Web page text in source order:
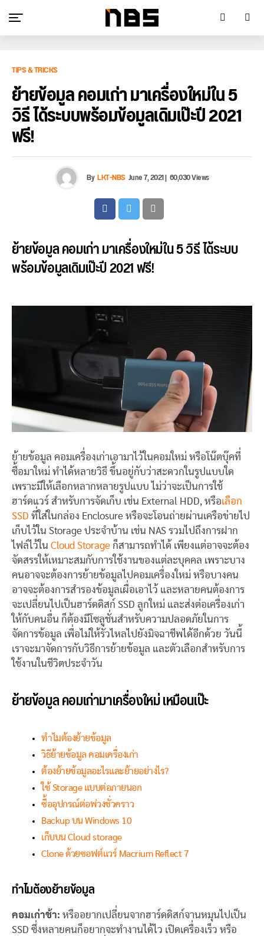
TIPS & TRICKS
ย้ายข้อมูล คอมเก่า มาเครื่องใหม่ใน 5
วิธี ได้ระบบพร้อมข้อมูลเดิมเป๊ะปี 2021
ฟรี!
ByLKT-NBS June 7, 2021| 60,030 Views
ย้ายข้อมูล คอมเก่า มาเครื่องใหม่ใน 5 วิธี ได้ระบบ
พร้อมข้อมูลเดิมเป๊ะปี 2021 ฟรี!
ย้ายข้อมูล คอมเครื่องเก่าเอามาไว้ในคอมใหม่ หรือโน๊ตบุ๊คที่
ซื้อมาใหม่ ทำได้หลายวิธี ขึ้นอยู่กับว่าสะดวกในรูปแบบใด
เพราะมีให้เลือกหลากหลายรูปแบบ ไม่ว่าจะเป็นการใช้
ฮาร์ดแวร์ สำหรับการจัดเก็บ เช่น External HDD, หรือเลือก
SSD ที่ใส่ในกล่อง Enclosure หรือจะโอนถ่ายผ่านเครือข่ายไป
เก็บไว้ใน Storage ประจำบ้าน เช่น NAS รวมไปถึงการฝาก
ไฟล์ไว้ใน Cloud Storage ก็สามารถทำได้ เพียงแต่อาจจะต้อง
จัดสรรให้เหมาะสมกับการใช้งานของแต่ละบุคคล เพราะบาง
คนอาจจะต้องการย้ายข้อมูลไปคอมเครื่องใหม่ หรือบางคน
อาจจะต้องการสำรองข้อมูลเผื่อเอาไว้ และหลายคนต้องการ
จะเปลี่ยนไปเป็นฮาร์ดดิสก์ SSD ลูกใหม่ และส่งต่อเครื่องเก่า
ให้กับคนอื่น ก็ต้องมีโซลูชั่นสำหรับความปลอดภัยในการ
จัดการข้อมูล เพื่อไม่ให้รั่วไหลไปยังมิจฉาชีพได้อีกด้วย วันนี้
เราจะมาจัดการกับวิธีการย้ายข้อมูล และตัวเลือกสำหรับการ
ใช้งานในชีวิตประจำวัน
ย้ายข้อมูล คอมเก่ามาเครื่องใหม่ เหมือนเป๊ะ
ทำไมต้องย้ายข้อมูล
วิธีย้ายข้อมูล คอมเครื่องเก่า
ต้องย้ายข้อมูลอะไรและย้ายอย่างไร?
ใช้ Storage แบบต่อภายนอก
ซื้ออุปกรณ์ต่อพ่วงชั่วคราว
Backup บน Windows 10
เก็บบน Cloud storage
Clone ด้วยซอฟต์แวร์ Macrium Reflect 7
ทำไมต้องย้ายข้อมูล
คอมเก่าช้า: หรืออยากเปลี่ยนจากฮาร์ดดิสก์จานหมุนไปเป็น
SSD ซึ่งหลายคนก็อยากจะทำงานได้ไว เปิดเครื่องเร็ว หรือ